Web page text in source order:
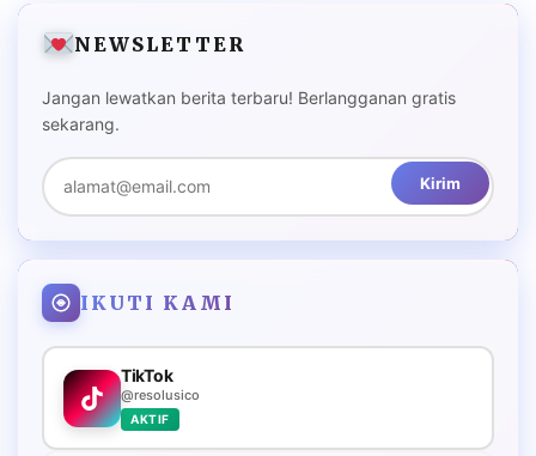
NEWSLETTER
Jangan lewatkan berita terbaru! Berlangganan gratis
sekarang.
Kirim
IKUTI KAMI
TikTok
@resolusico
AKTIF